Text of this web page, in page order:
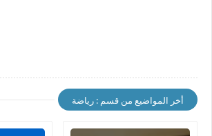
أخر المواضيع من قسم : رياضة